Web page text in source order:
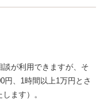
が利用できますが、そ
円、1時間以上1万円とさ
ます）。